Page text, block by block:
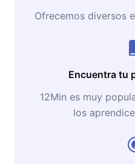
Ofrecemos diversos
Encuentra tu
12Min es muy
los